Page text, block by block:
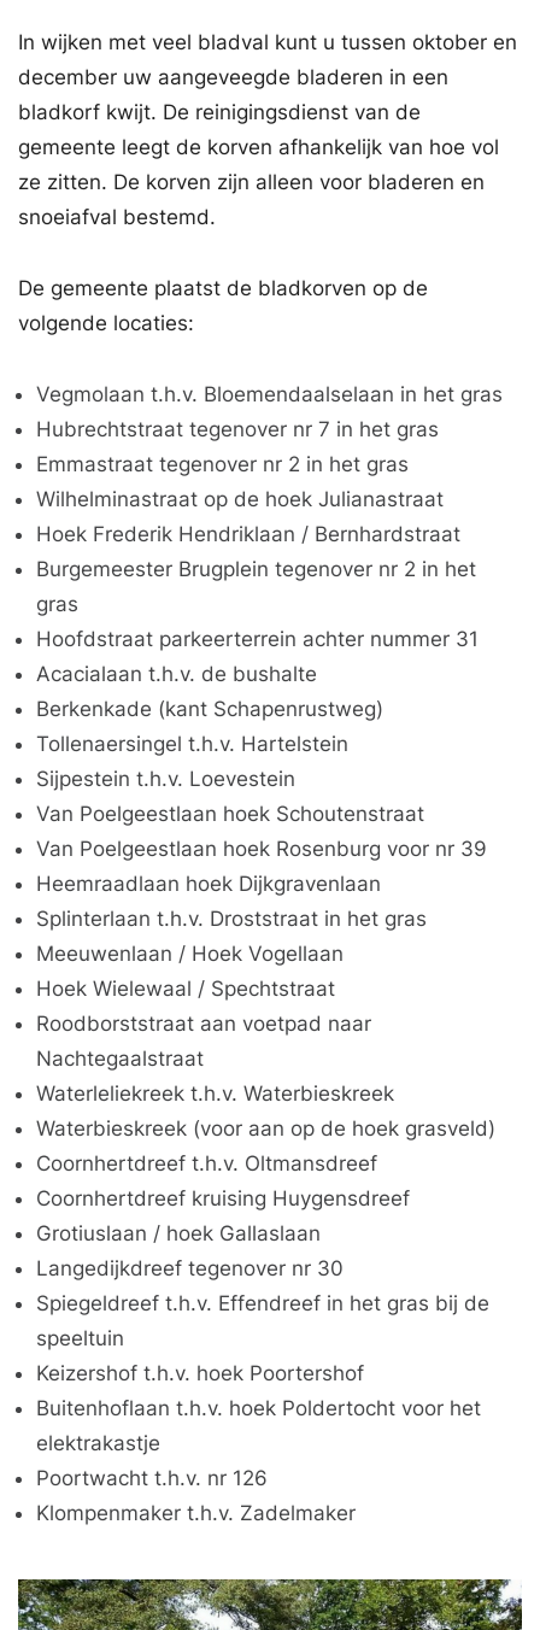
In wijken met veel bladval kunt u tussen oktober en
december uw aangeveegde bladeren in een
bladkorf kwijt. De reinigingsdienst van de
gemeente leegt de korven afhankelijk van hoe vol
ze zitten. De korven zijn alleen voor bladeren en
snoeiafval bestemd.
De gemeente plaatst de bladkorven op de
volgende locaties:
Vegmolaan t.h.v. Bloemendaalselaan in het gras
Hubrechtstraat tegenover nr 7 in het gras
Emmastraat tegenover nr 2 in het gras
Wilhelminastraat op de hoek Julianastraat
Hoek Frederik Hendriklaan / Bernhardstraat
Burgemeester Brugplein tegenover nr 2 in het
gras
Hoofdstraat parkeerterrein achter nummer 31
Acacialaan t.h.v. de bushalte
Berkenkade (kant Schapenrustweg)
Tollenaersingel t.h.v. Hartelstein
Sijpestein t.h.v. Loevestein
Van Poelgeestlaan hoek Schoutenstraat
Van Poelgeestlaan hoek Rosenburg voor nr 39
Heemraadlaan hoek Dijkgravenlaan
Splinterlaan t.h.v. Droststraat in het gras
Meeuwenlaan / Hoek Vogellaan
Hoek Wielewaal / Spechtstraat
Roodborststraat aan voetpad naar
Nachtegaalstraat
Waterleliekreek t.h.v. Waterbieskreek
Waterbieskreek (voor aan op de hoek grasveld)
Coornhertdreef t.h.v. Oltmansdreef
Coornhertdreef kruising Huygensdreef
Grotiuslaan / hoek Gallaslaan
Langedijkdreef tegenover nr 30
Spiegeldreef t.h.v. Effendreef in het gras bij de
speeltuin
Keizershof t.h.v. hoek Poortershof
Buitenhoflaan t.h.v. hoek Poldertocht voor het
elektrakastje
Poortwacht t.h.v. nr 126
Klompenmaker t.h.v. Zadelmaker